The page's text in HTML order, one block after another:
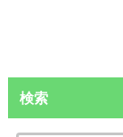
検索